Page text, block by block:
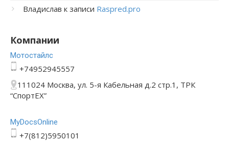
Владислав к записи Raspred.pro
Компании
Мотостайлс
+74952945557
111024 Москва, ул. 5-я Кабельная д.2 стр.1, ТРК
“СпортЕХ”
MyDocsOnline
+7(812)5950101